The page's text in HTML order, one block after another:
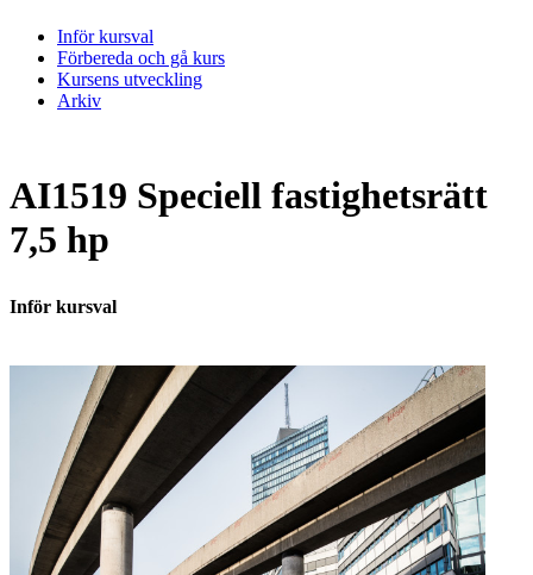
Inför kursval
Förbereda och gå kurs
Kursens utveckling
Arkiv
AI1519 Speciell fastighetsrätt
7,5 hp
Inför kursval